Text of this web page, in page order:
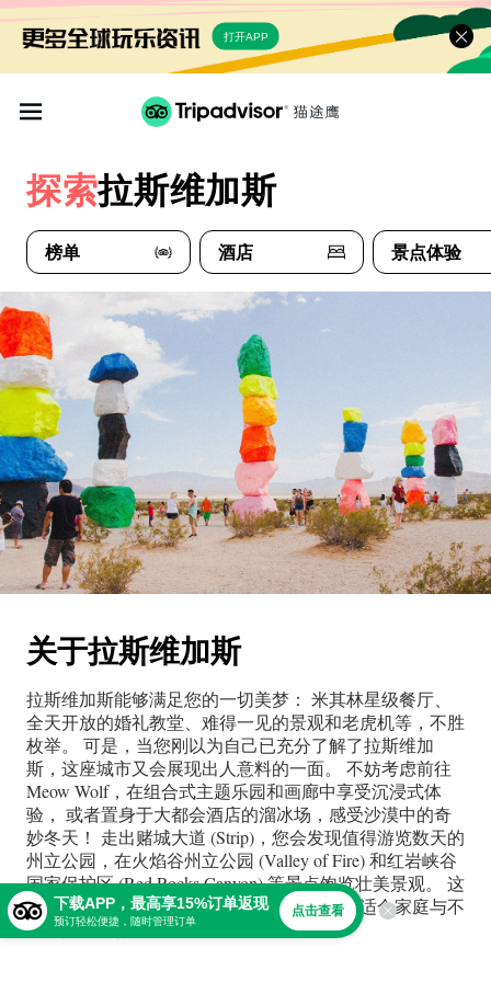
打开APP
探索拉斯维加斯
榜单 酒店 景点体验
关于拉斯维加斯
拉斯维加斯能够满足您的一切美梦： 米其林星级餐厅、
全天开放的婚礼教堂、难得一见的景观和老虎机等，不胜
枚举。 可是，当您刚以为自己已充分了解了拉斯维加
斯，这座城市又会展现出人意料的一面。 不妨考虑前往
Meow Wolf，在组合式主题乐园和画廊中享受沉浸式体
验， 或者置身于大都会酒店的溜冰场，感受沙漠中的奇
妙冬天！ 走出赌城大道 (Strip)，您会发现值得游览数天的
州立公园，在火焰谷州立公园 (Valley of Fire) 和红岩峡谷
国家保护区 (Red Rocks Canyon) 等景点饱览壮美景观。 这
些目的地犹如装点拉斯维加斯的夺目宝石，适合家庭与不
喜喧闹的旅行者。
下载APP，最高享15%订单返现
预订轻松便捷，随时管理订单
点击查看